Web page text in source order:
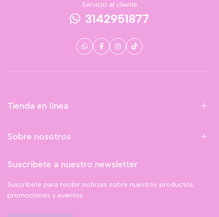
Servicio al cliente
3142951877
Tienda en línea
Sobre nosotros
Suscríbete a nuestro newsletter
Suscríbete para recibir noticias sobre nuestros productos,
promociones y eventos.